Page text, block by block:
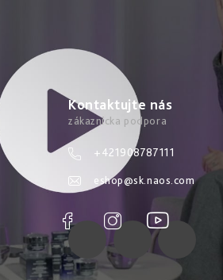
Kontaktujte nás
+421908787111
eshop@sk.naos.com